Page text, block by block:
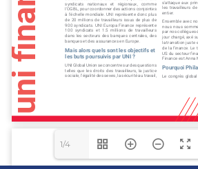
1/4